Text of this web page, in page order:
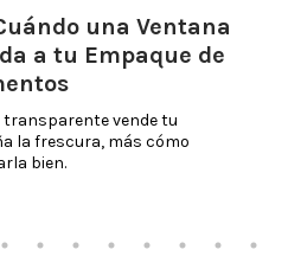
una Ventana
a tu Empaque de
vende tu
la frescura, más cómo
bien.